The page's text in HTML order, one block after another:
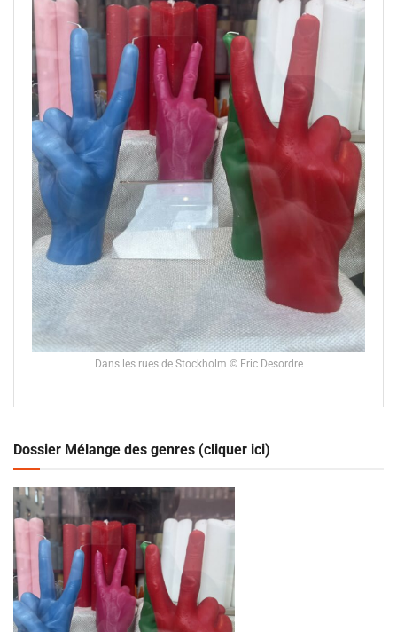
Dans les rues de Stockholm © Eric Desordre
Dossier Mélange des genres (cliquer ici)